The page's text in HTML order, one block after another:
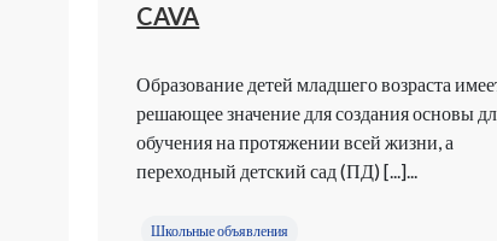
CAVA
Образование детей младшего возраста
решающее значение для создания основы
обучения на протяжении всей жизни, а
переходный детский сад (ПД) [...]...
Школьные объявления